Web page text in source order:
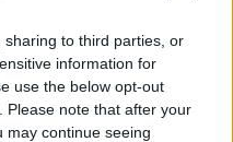
to third parties, or
information for
use the below opt-out
Please note that after your
may continue seeing
dráma): Viola Davis